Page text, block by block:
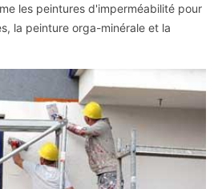
les peintures d'imperméabilité pour
la peinture orga-minérale et la